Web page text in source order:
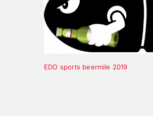
beermile 2019
EDO sports beermile 2019